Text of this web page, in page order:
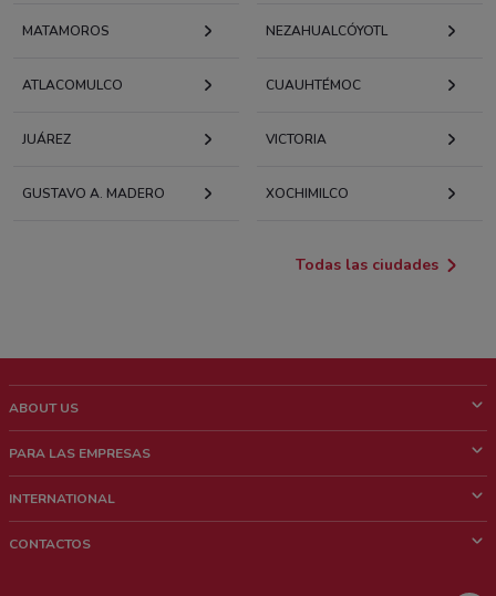
MATAMOROS NEZAHUALCÓYOTL
ATLACOMULCO CUAUHTÉMOC
JUÁREZ VICTORIA
GUSTAVO A. MADERO XOCHIMILCO
Todas las ciudades
ABOUT US
¿Quiénes Somos?
Trabaja con nosotros
PARA LAS EMPRESAS
Contacto comercial
INTERNATIONAL
CONTACTOS